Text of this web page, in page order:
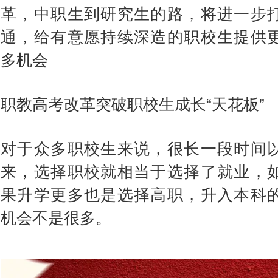
革，中职生到研究生的路，将进一步
通，给有意愿持续深造的职校生提供
多机会
职教高考改革突破职校生成长“天花板”
对于众多职校生来说，很长一段时间
来，选择职校就相当于选择了就业，
果升学更多也是选择高职，升入本科
机会不是很多。